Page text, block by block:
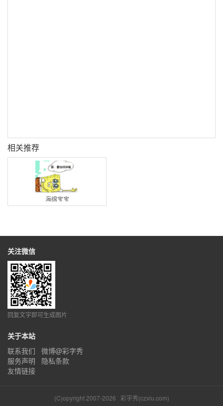
相关推荐
海绵宝宝
关注微信
回复文字即可生成图片
关于本站
联系我们
微博@彩字秀
服务声明
隐私条款
友情链接
(C)opyright 2007-2026 彩字秀(czxiu.com)